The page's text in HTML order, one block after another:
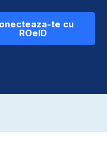
te cu
ROeID